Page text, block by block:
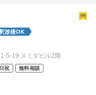
放後OK
5-19 スミダビル2階
祝 無料相談